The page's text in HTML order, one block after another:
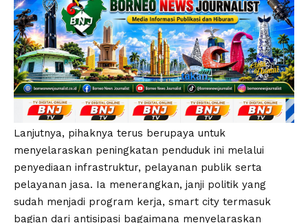
Lanjutnya, pihaknya terus berupaya untuk
menyelaraskan peningkatan penduduk ini melalui
penyediaan infrastruktur, pelayanan publik serta
pelayanan jasa. Ia menerangkan, janji politik yang
sudah menjadi program kerja, smart city termasuk
bagian dari antisipasi bagaimana menyelaraskan